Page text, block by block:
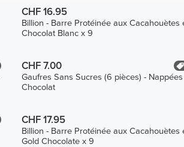
CHF 16.95
Billion - Barre Protéinée aux Cacahouètes
Chocolat Blanc x 9
CHF 7.00
Gaufres Sans Sucres (6 pièces) -
Chocolat
CHF 17.95
Billion - Barre Protéinée aux Cacahouètes
Gold Chocolate x 9